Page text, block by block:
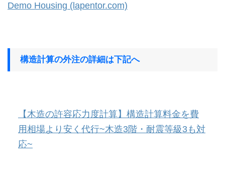
Demo Housing (lapentor.com)
構造計算の外注の詳細は下記へ
【木造の許容応力度計算】構造計算料金を費
用相場より安く代行~木造3階・耐震等級3も対
応~